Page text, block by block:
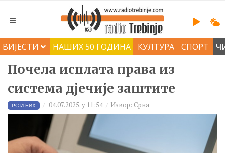
ВИЈЕСТИ НАШИХ 50 ГОДИНА КУЛТУРА СПОРТ
Почела исплата права из
система дјечије заштите
РС И БИХ 04.07.2025. у 11:54 Извор: Срна